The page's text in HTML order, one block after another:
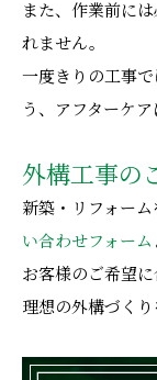
また、作業前に
れません。
一度きりの工事
う、アフターケア
外構工事の
新築・リフォー
い合わせフォーム
お客様のご希望に
理想の外構づくり